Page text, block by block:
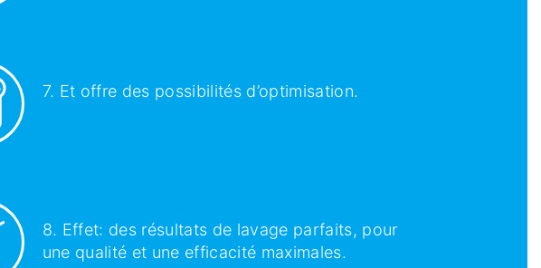
7. Et offre des possibilités d’optimisation.
8. Effet: des résultats de lavage parfaits, pour
une qualité et une efficacité maximales.